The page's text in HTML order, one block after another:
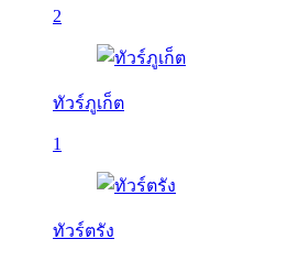
2
ทัวร์ภูเก็ต
1
ทัวร์ตรัง